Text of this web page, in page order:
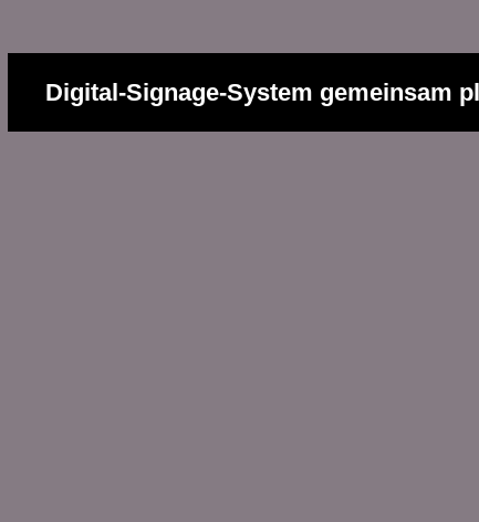
Digital-Signage-System gemeinsam